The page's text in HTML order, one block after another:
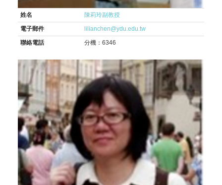
姓名
陳莉玲副教授
電子郵件
lilianchen@ydu.edu.tw
聯絡電話
分機：6346